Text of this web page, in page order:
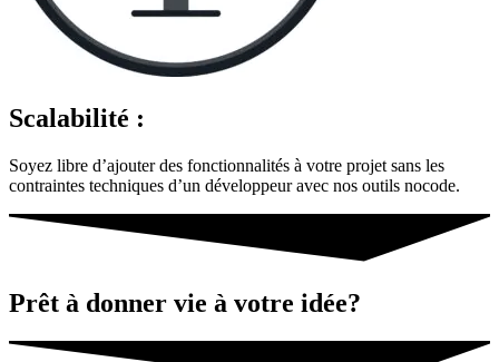
Scalabilité :
Soyez libre d’ajouter des fonctionnalités à votre projet sans les
contraintes techniques d’un développeur avec nos outils nocode.
Prêt à donner vie à votre idée?